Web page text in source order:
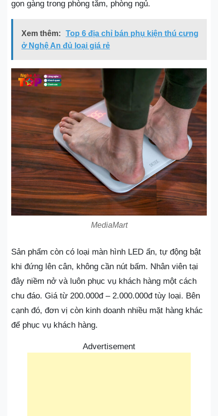
gọn gàng trong phòng tắm, phòng ngủ.
Xem thêm:
Top 6 địa chỉ bán phụ kiện thú cưng
ở Nghệ An đủ loại giá rẻ
MediaMart
Sản phẩm còn có loại màn hình LED ẩn, tự động bật
khi đứng lên cân, không cần nút bấm. Nhân viên tại
đây niềm nở và luôn phục vụ khách hàng một cách
chu đáo. Giá từ 200.000đ – 2.000.000đ tùy loại. Bên
cạnh đó, đơn vị còn kinh doanh nhiều mặt hàng khác
để phục vụ khách hàng.
Advertisement